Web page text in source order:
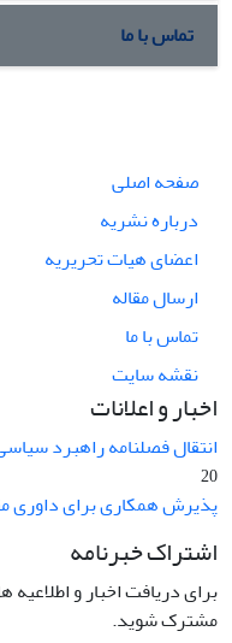
تماس با ما
صفحه اصلی
درباره نشریه
اعضای هیات تحریریه
ارسال مقاله
تماس با ما
نقشه سایت
اخبار و اعلانات
انتقال فصلنامه راهبرد
20
پذیرش همکاری برای داوری
اشتراک خبرنامه
برای دریافت اخبار و
مشترک شوید.